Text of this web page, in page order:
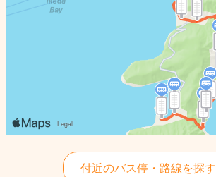
付近のバス停・路線を探す